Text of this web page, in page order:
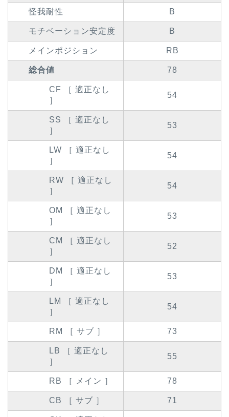
怪我耐性 B
モチベーション安定度 B
メインポジション RB
総合値 78
CF ［ 適正なし
］
54
SS ［ 適正なし
］
53
LW ［ 適正なし
］
54
RW ［ 適正なし
］
54
OM ［ 適正なし
］
53
CM ［ 適正なし
］
52
DM ［ 適正なし
］
53
LM ［ 適正なし
］
54
RM ［ サブ ］ 73
LB ［ 適正なし
］
55
RB ［ メイン ］ 78
CB ［ サブ ］ 71